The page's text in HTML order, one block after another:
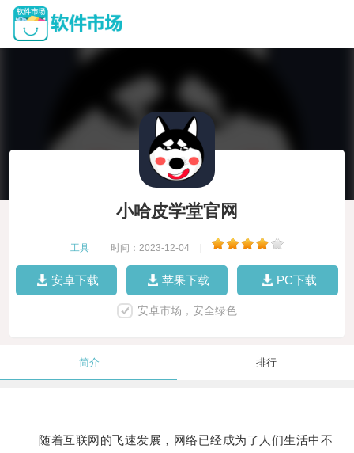
小哈皮学堂官网
工具 时间：2023-12-04
安卓下载 苹果下载 PC下载
安卓市场，安全绿色
简介 排行
随着互联网的飞速发展，网络已经成为了人们生活中不